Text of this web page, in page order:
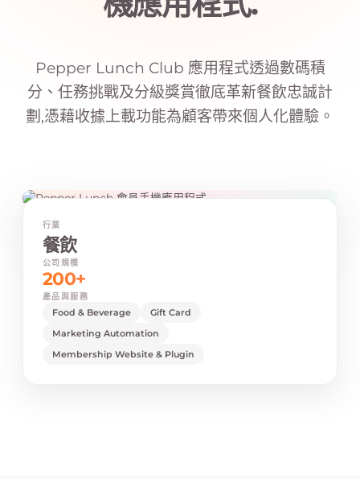
Pepper Lunch Club 應用程式透過數碼積
分、任務挑戰及分級獎賞徹底革新餐飲忠誠計
劃,憑藉收據上載功能為顧客帶來個人化體驗。
行業
餐飲
公司規模
200+
產品與服務
Food & Beverage
Gift Card
Marketing Automation
Membership Website & Plugin